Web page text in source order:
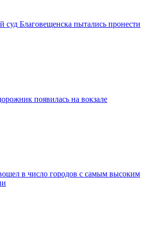
Благовещенска пытались пронести
появилась на вокзале
в число городов с самым высоким